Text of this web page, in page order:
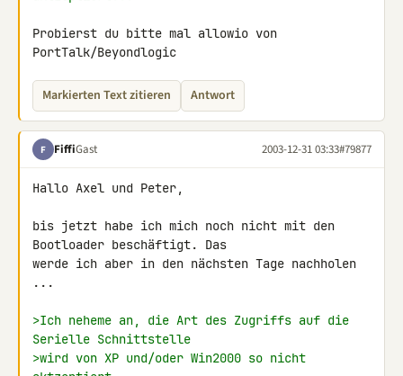
Probierst du bitte mal allowio von
PortTalk/Beyondlogic
Markierten Text zitieren Antwort
F FiffiGast 2003-12-31 03:33#79877
Hallo Axel und Peter,
bis jetzt habe ich mich noch nicht mit den
Bootloader beschäftigt. Das
werde ich aber in den nächsten Tage nachholen
...
>Ich neheme an, die Art des Zugriffs auf die
Serielle Schnittstelle
>wird von XP und/oder Win2000 so nicht